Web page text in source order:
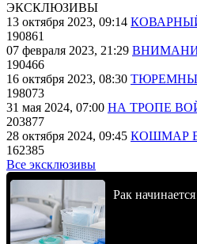
ЭКСКЛЮЗИВЫ
13 октября 2023, 09:14
190861
07 февраля 2023, 21:29
190466
16 октября 2023, 08:30
198073
31 мая 2024, 07:00 НА ТРОПЕ
203877
28 октября 2024, 09:45 КОШМАР
162385
Все эксклюзивы
Рак